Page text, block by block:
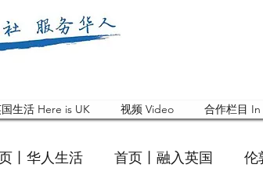
生活 Here is UK 视频 Video 合作栏目
丨华人生活 首页丨融入英国 伦